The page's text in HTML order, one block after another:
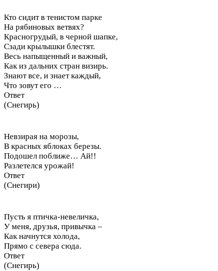
Кто сидит в тенистом парке
На рябиновых ветвях?
Красногрудый, в черной шапке,
Сзади крылышки блестят.
Весь напыщенный и важный,
Как из дальних стран визирь.
Знают все, и знает каждый,
Что зовут его …
Ответ
(Снегирь)
Невзирая на морозы,
В красных яблоках березы.
Подошел поближе… Ай!!
Разлетелся урожай!
Ответ
(Снегири)
Пусть я птичка-невеличка,
У меня, друзья, привычка –
Как начнутся холода,
Прямо с севера сюда.
Ответ
(Снегирь)